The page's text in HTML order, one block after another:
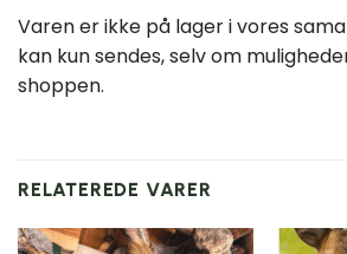
Varen er ikke på lager i vores
kan kun sendes, selv om
shoppen.
RELATEREDE VARER